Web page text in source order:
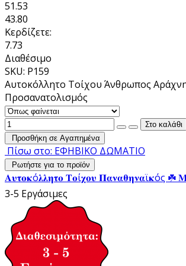
51.53
43.80
Κερδίζετε:
7.73
Διαθέσιμο
SKU: P159
Αυτοκόλλητο Τοίχου Άνθρωπος
Προσανατολισμός
Προσθήκη σε Αγαπημένα
Πίσω στο: ΕΦΗΒΙΚΟ ΔΩΜΑΤΙΟ
Ρωτήστε για το προϊόν
𝚨𝛖𝛕𝛐𝛋ό𝛌𝛌𝛈𝛕𝛐 𝚻𝛐ί𝛘𝛐𝛖 𝚷𝛂𝛎𝛂𝛉𝛈𝛎𝛂ϊ𝛋ός ☘️
3-5 Εργάσιμες